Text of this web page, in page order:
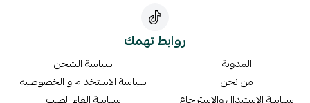
روابط تهمك
المدونة
من نحن
سياسة الشحن
سياسة الاستخدام و الخصوصيه